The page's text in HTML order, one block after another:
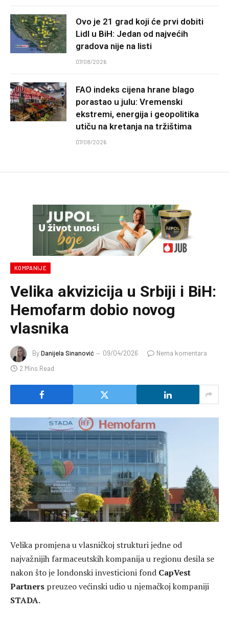
Ovo je 21 grad koji će prvi dobiti
Lidl u BiH: Jedan od najvećih
gradova nije na listi
07/08/2026
FAO indeks cijena hrane blago
porastao u julu: Vremenski
ekstremi, energija i geopolitika
utiču na kretanja na tržištima
07/08/2026
KOMPANIJE
Velika akvizicija u Srbiji i BiH:
Hemofarm dobio novog
vlasnika
ByDanijela Sinanović 09/04/2026
Nema komentara
2 Mins Read
Velika promjena u vlasničkoj strukturi jedne od
najvažnijih farmaceutskih kompanija u regionu desila se
nakon što je londonski investicioni fond CapVest
Partners preuzeo većinski udio u njemačkoj kompaniji
STADA.